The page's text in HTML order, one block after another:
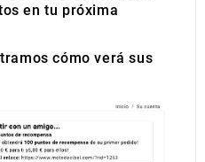
en tu próxima
cómo verá sus